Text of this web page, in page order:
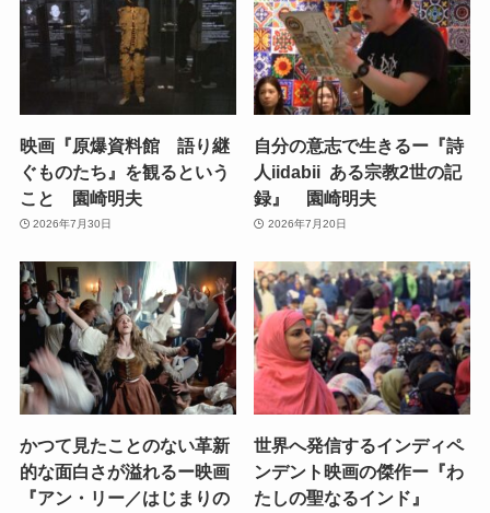
映画『原爆資料館 語り継
ぐものたち』を観るという
こと 園崎明夫
2026年7月30日
自分の意志で生きるー『詩
人iidabii ある宗教2世の記
録』 園崎明夫
2026年7月20日
かつて見たことのない革新
的な面白さが溢れるー映画
『アン・リー／はじまりの
世界へ発信するインディペ
ンデント映画の傑作ー『わ
たしの聖なるインド』